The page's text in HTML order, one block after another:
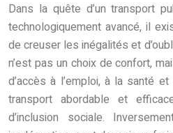
Dans la quête d’un transport
technologiquement avancé, il
de creuser les inégalités et
n’est pas un choix de confort,
d’accès à l’emploi, à la santé et
transport abordable et
d’inclusion sociale.